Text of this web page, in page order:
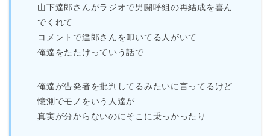
山下達郎さんがラジオで男闘呼組の再結成を喜ん
でくれて
コメントで達郎さんを叩いてる人がいて
俺達をたたけっていう話で
俺達が告発者を批判してるみたいに言ってるけど
憶測でモノをいう人達が
真実が分からないのにそこに乗っかったり